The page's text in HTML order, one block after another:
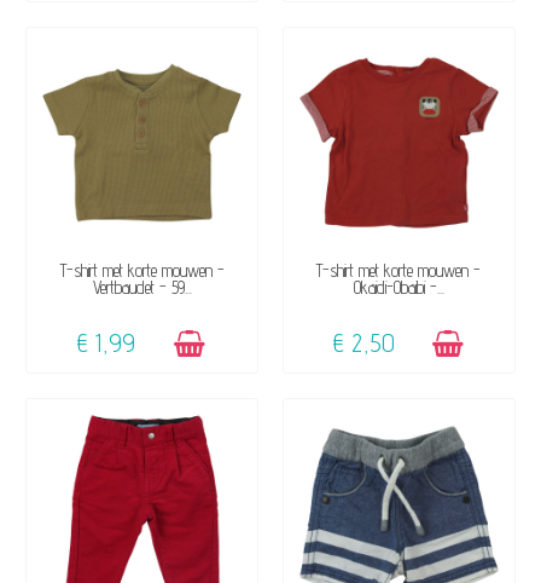
BESCHIKBAAR
T-shirt met korte mouwen -
Vertbaudet - 59...
€ 1,99
BESCHIKBAAR
T-shirt met korte mouwen -
Okaidi-Obaibi -...
€ 2,50